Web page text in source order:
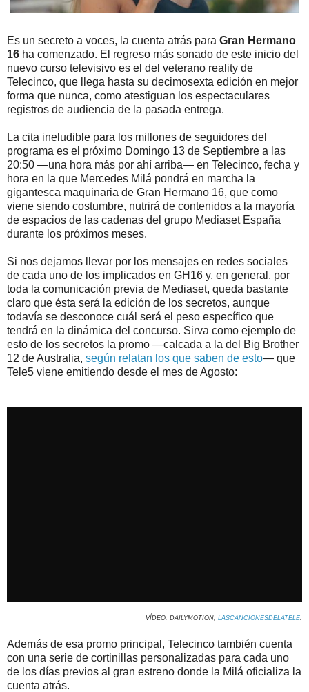
Es un secreto a voces, la cuenta atrás para Gran Hermano
16 ha comenzado. El regreso más sonado de este inicio del
nuevo curso televisivo es el del veterano reality de
Telecinco, que llega hasta su decimosexta edición en mejor
forma que nunca, como atestiguan los espectaculares
registros de audiencia de la pasada entrega.
La cita ineludible para los millones de seguidores del
programa es el próximo Domingo 13 de Septiembre a las
20:50 —una hora más por ahí arriba— en Telecinco, fecha y
hora en la que Mercedes Milá pondrá en marcha la
gigantesca maquinaria de Gran Hermano 16, que como
viene siendo costumbre, nutrirá de contenidos a la mayoría
de espacios de las cadenas del grupo Mediaset España
durante los próximos meses.
Si nos dejamos llevar por los mensajes en redes sociales
de cada uno de los implicados en GH16 y, en general, por
toda la comunicación previa de Mediaset, queda bastante
claro que ésta será la edición de los secretos, aunque
todavía se desconoce cuál será el peso específico que
tendrá en la dinámica del concurso. Sirva como ejemplo de
esto de los secretos la promo —calcada a la del Big Brother
12 de Australia, según relatan los que saben de esto— que
Tele5 viene emitiendo desde el mes de Agosto:
VÍDEO: DAILYMOTION, LASCANCIONESDELATELE
Además de esa promo principal, Telecinco también cuenta
con una serie de cortinillas personalizadas para cada uno
de los días previos al gran estreno donde la Milá oficializa la
cuenta atrás.